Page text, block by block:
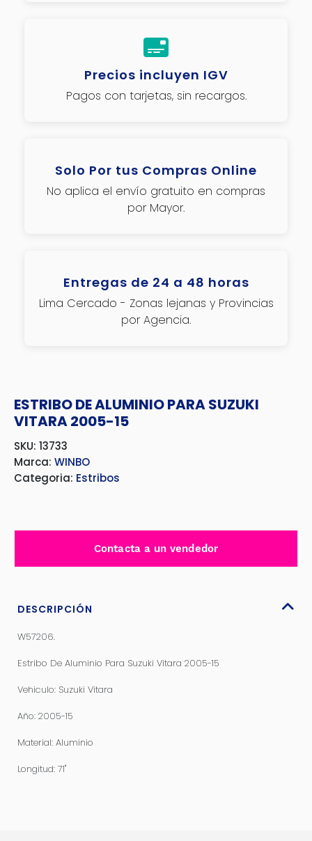
Precios incluyen IGV
Pagos con tarjetas, sin recargos.
Solo Por tus Compras Online
No aplica el envío gratuito en compras
por Mayor.
Entregas de 24 a 48 horas
Lima Cercado - Zonas lejanas y Provincias
por Agencia.
ESTRIBO DE ALUMINIO PARA SUZUKI
VITARA 2005-15
SKU: 13733
Marca: WINBO
Categoria: Estribos
Contacta a un vendedor
DESCRIPCIÓN
W57206.
Estribo De Aluminio Para Suzuki Vitara 2005-15
Vehiculo: Suzuki Vitara
Año: 2005-15
Material: Aluminio
Longitud: 71''